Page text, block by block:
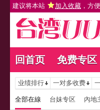
建议将本站 加入收藏 ，方
回首页 免费专区
业绩排行 一对多收费
全部在線 台妹专区 內地